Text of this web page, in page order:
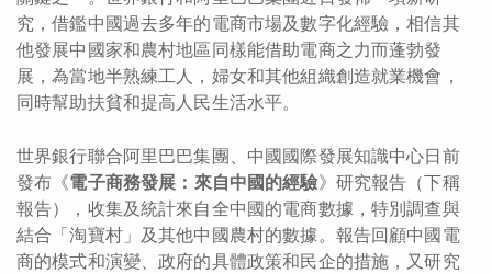
究，借鑑中國過去多年的電商市場及數字化經驗，相信其
他發展中國家和農村地區同樣能借助電商之力而蓬勃發
展，為當地半熟練工人，婦女和其他組織創造就業機會，
同時幫助扶貧和提高人民生活水平。
世界銀行聯合阿里巴巴集團、中國國際發展知識中心日前
發布《電子商務發展：來自中國的經驗》研究報告（下稱
報告），收集及統計來自全中國的電商數據，特別調查與
結合「淘寶村」及其他中國農村的數據。報告回顧中國電
商的模式和演變、政府的具體政策和民企的措施，又研究